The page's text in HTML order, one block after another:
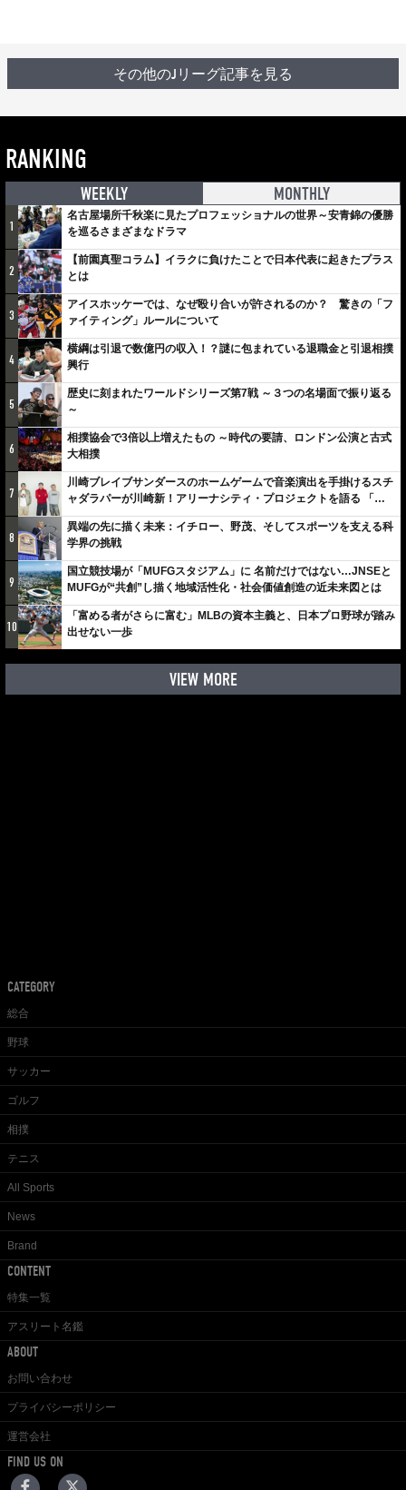
その他のJリーグ記事を見る
RANKING
WEEKLY MONTHLY
1
名古屋場所千秋楽に見たプロフェッショナルの世界～安青錦の優勝
を巡るさまざまなドラマ
2
【前園真聖コラム】イラクに負けたことで日本代表に起きたプラス
とは
3
アイスホッケーでは、なぜ殴り合いが許されるのか？ 驚きの「フ
ァイティング」ルールについて
4
横綱は引退で数億円の収入！？謎に包まれている退職金と引退相撲
興行
5
歴史に刻まれたワールドシリーズ第7戦 ～３つの名場面で振り返る
～
6
相撲協会で3倍以上増えたもの ～時代の要請、ロンドン公演と古式
大相撲
7
川崎ブレイブサンダースのホームゲームで音楽演出を手掛けるスチ
ャダラパーが川崎新！アリーナシティ・プロジェクトを語る 「楽
しみでしかないでしょ。川崎は、ずっと成長曲線だから」
8
異端の先に描く未来：イチロー、野茂、そしてスポーツを支える科
学界の挑戦
9
国立競技場が「MUFGスタジアム」に 名前だけではない…JNSEと
MUFGが“共創”し描く地域活性化・社会価値創造の近未来図とは
10
「富める者がさらに富む」MLBの資本主義と、日本プロ野球が踏み
出せない一歩
VIEW MORE
CATEGORY
総合
野球
サッカー
ゴルフ
相撲
テニス
All Sports
News
Brand
CONTENT
特集一覧
アスリート名鑑
ABOUT
お問い合わせ
プライバシーポリシー
運営会社
FIND US ON